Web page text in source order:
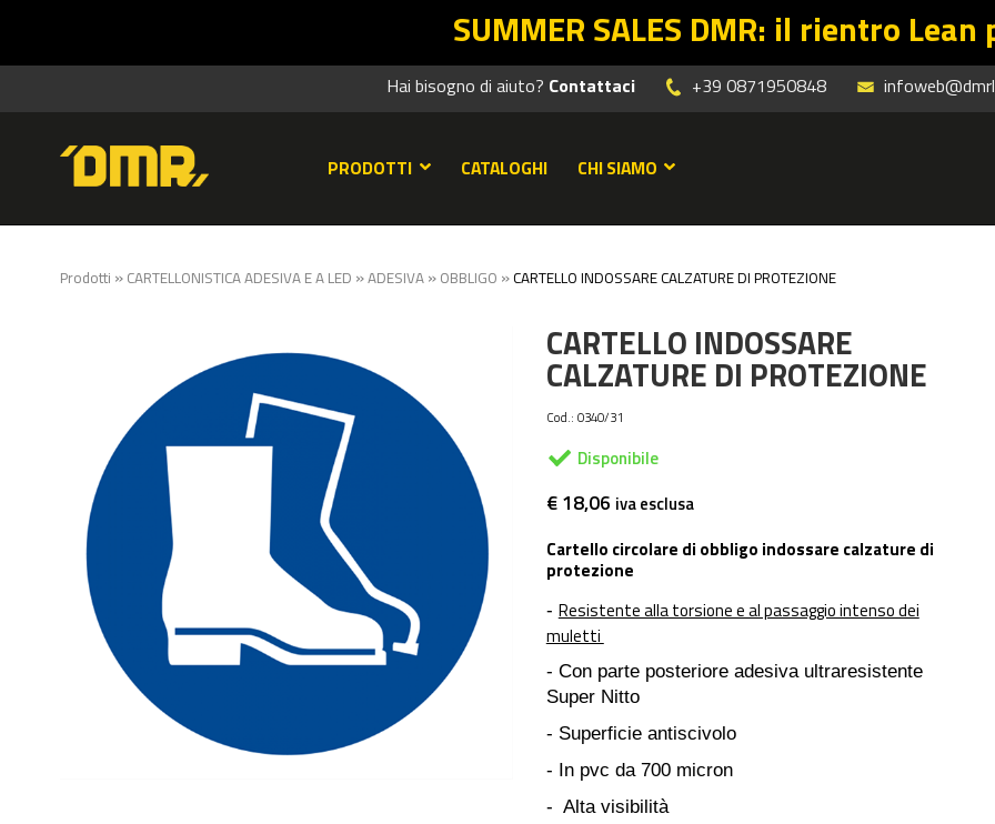
SUMMER SALES DMR: il rientro Lean parte
Hai bisogno di aiuto? Contattaci +39 0871950848
PRODOTTI CATALOGHI CHI SIAMO
Prodotti » CARTELLONISTICA ADESIVA E A LED »ADESIVA » OBBLIGO »CARTELLO INDOSSARE CALZATURE DI PROTEZIONE
CARTELLO INDOSSARE
CALZATURE DI PROTEZIONE
Cod.: 0340/31
Disponibile
€ 18,06 iva esclusa
Cartello circolare di obbligo indossare calzature di
protezione
- Resistente alla torsione e al passaggio intenso dei
muletti
- Con parte posteriore adesiva ultraresistente
Super Nitto
- Superficie antiscivolo
- In pvc da 700 micron
- Alta visibilità